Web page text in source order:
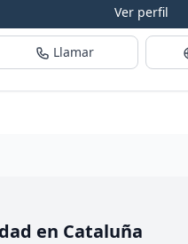
Ver perfil
Llamar
en Cataluña